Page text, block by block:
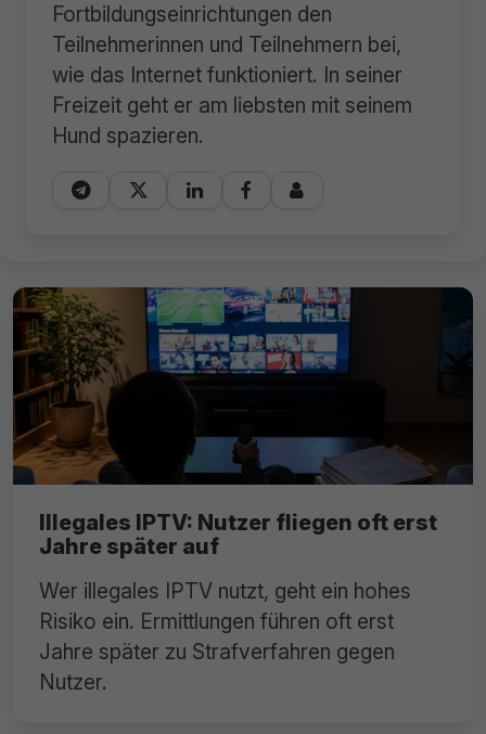
Fortbildungseinrichtungen den
Teilnehmerinnen und Teilnehmern bei,
wie das Internet funktioniert. In seiner
Freizeit geht er am liebsten mit seinem
Hund spazieren.
    
Illegales IPTV: Nutzer fliegen oft erst
Jahre später auf
Wer illegales IPTV nutzt, geht ein hohes
Risiko ein. Ermittlungen führen oft erst
Jahre später zu Strafverfahren gegen
Nutzer.